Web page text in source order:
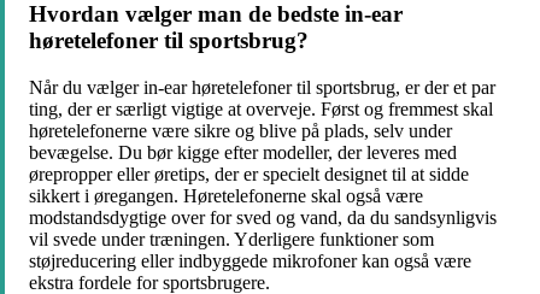
Hvordan vælger man de bedste in-ear
høretelefoner til sportsbrug?
Når du vælger in-ear høretelefoner til sportsbrug, er der et par
ting, der er særligt vigtige at overveje. Først og fremmest skal
høretelefonerne være sikre og blive på plads, selv under
bevægelse. Du bør kigge efter modeller, der leveres med
ørepropper eller øretips, der er specielt designet til at sidde
sikkert i øregangen. Høretelefonerne skal også være
modstandsdygtige over for sved og vand, da du sandsynligvis
vil svede under træningen. Yderligere funktioner som
støjreducering eller indbyggede mikrofoner kan også være
ekstra fordele for sportsbrugere.